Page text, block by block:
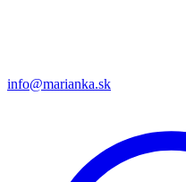
info@marianka.sk